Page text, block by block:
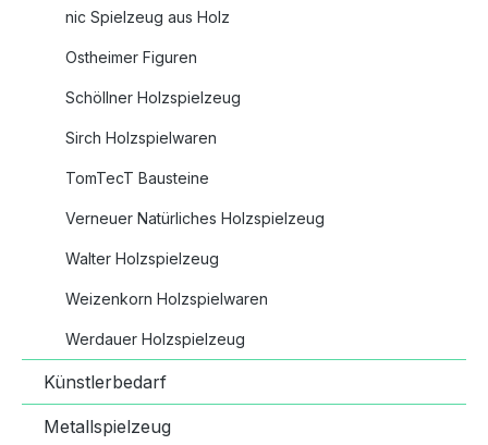
nic Spielzeug aus Holz
Ostheimer Figuren
Schöllner Holzspielzeug
Sirch Holzspielwaren
TomTecT Bausteine
Verneuer Natürliches Holzspielzeug
Walter Holzspielzeug
Weizenkorn Holzspielwaren
Werdauer Holzspielzeug
Künstlerbedarf
Metallspielzeug